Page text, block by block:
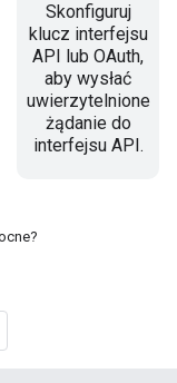
Skonfiguruj
klucz interfejsu
API lub OAuth,
aby wysłać
uwierzytelnione
żądanie do
interfejsu API.